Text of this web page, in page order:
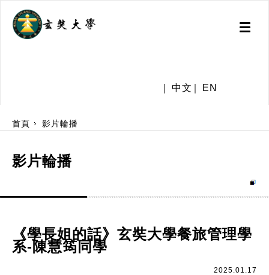
Toggle
中文 EN
首頁
影片輪播
影片輪播
《學長姐的話》玄奘大學餐旅管理學
系-陳慧筠同學
2025.01.17